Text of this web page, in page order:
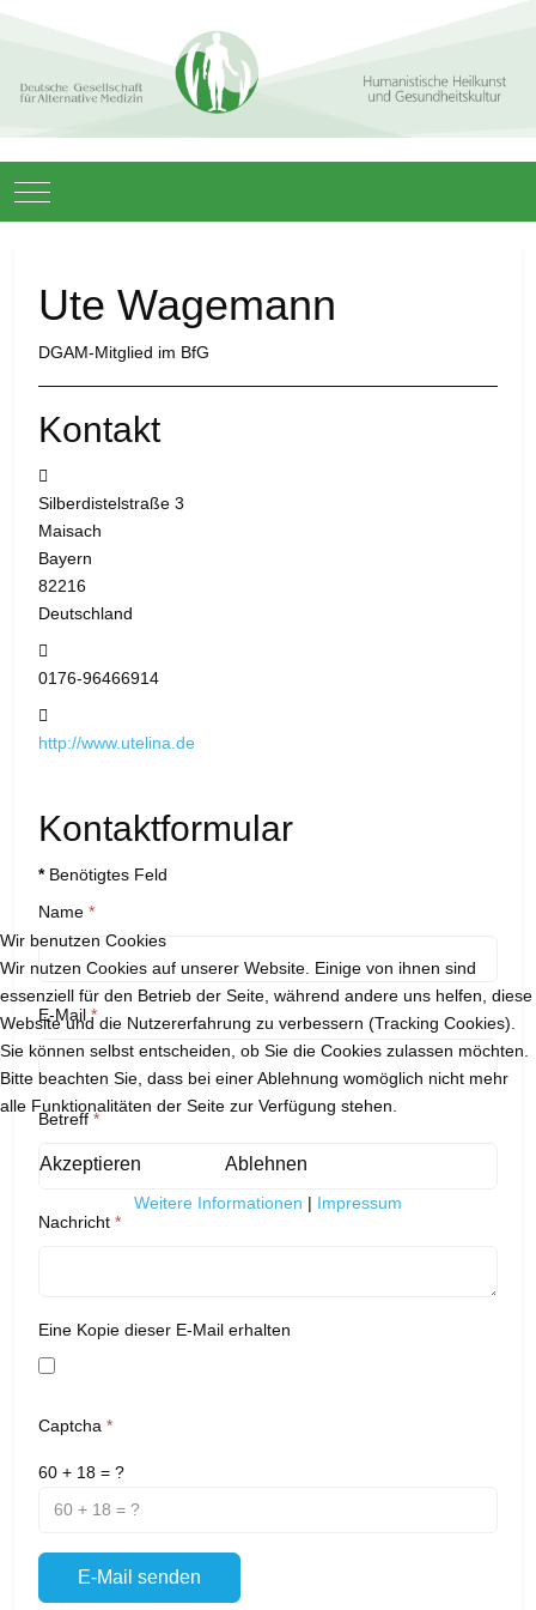
Mobile Menu Toggle
Ute Wagemann
DGAM-Mitglied im BfG
Kontakt
Silberdistelstraße 3
Maisach
Bayern
82216
Deutschland
0176-96466914
http://www.utelina.de
Kontaktformular
*Benötigtes Feld
Name *
E-Mail *
Betreff*
Nachricht *
Eine Kopie dieser E-Mail erhalten
Captcha *
60 + 18 = ?
E-Mail senden
Wir benutzen Cookies
Wir nutzen Cookies auf unserer Website. Einige von ihnen sind
essenziell für den Betrieb der Seite, während andere uns helfen, diese
Website und die Nutzererfahrung zu verbessern (Tracking Cookies).
Sie können selbst entscheiden, ob Sie die Cookies zulassen möchten.
Bitte beachten Sie, dass bei einer Ablehnung womöglich nicht mehr
alle Funktionalitäten der Seite zur Verfügung stehen.
Akzeptieren Ablehnen
Weitere Informationen | Impressum